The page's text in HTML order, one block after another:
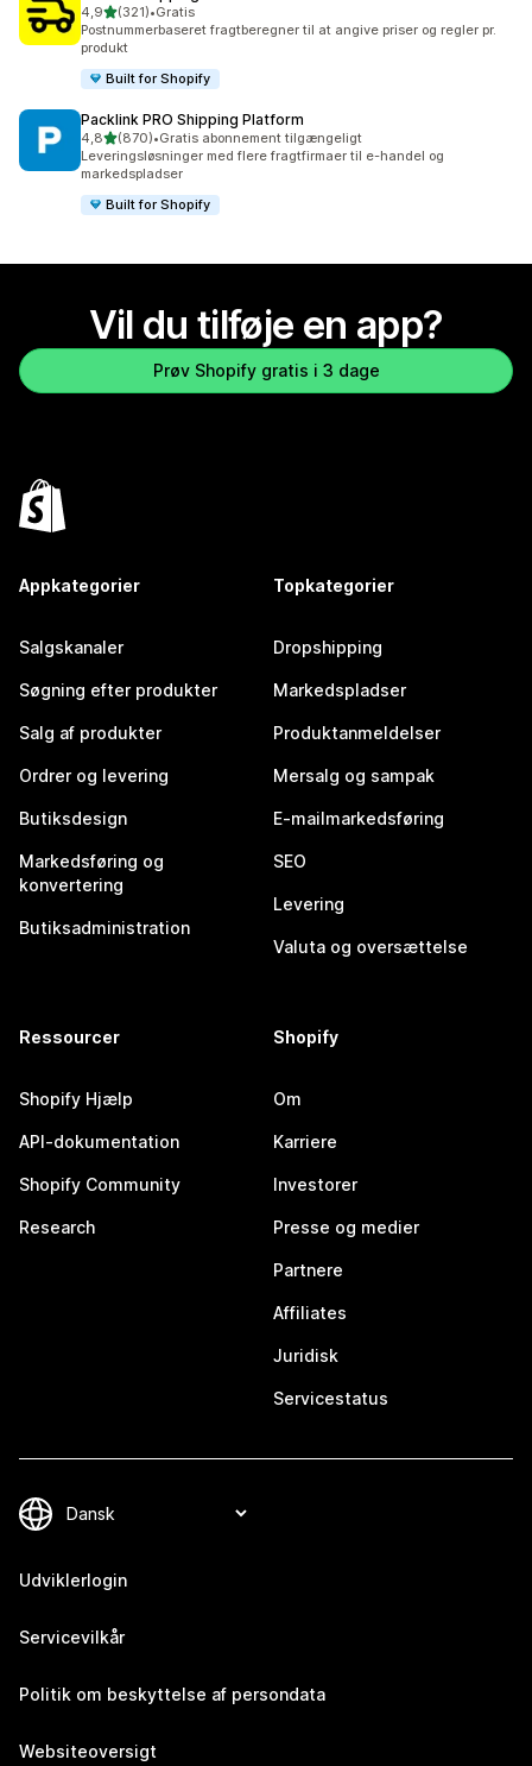
4,9ud af 5 stjerner
(321)
321 anmeldelser i alt
•Gratis
Postnummerbaseret fragtberegner til at angive priser og regler pr.
produkt
Built for Shopify
Packlink PRO Shipping Platform
4,8ud af 5 stjerner
(870)
870 anmeldelser i alt
•Gratis abonnement tilgængeligt
Leveringsløsninger med flere fragtfirmaer til e-handel og
markedspladser
Built for Shopify
Vil du tilføje en app?
Prøv Shopify gratis i 3 dage
Appkategorier
Salgskanaler
Søgning efter produkter
Salg af produkter
Ordrer og levering
Butiksdesign
Markedsføring og
konvertering
Butiksadministration
Topkategorier
Dropshipping
Markedspladser
Produktanmeldelser
Mersalg og sampak
E-mailmarkedsføring
SEO
Levering
Valuta og oversættelse
Ressourcer
Shopify Hjælp
API-dokumentation
Shopify Community
Research
Shopify
Om
Karriere
Investorer
Presse og medier
Partnere
Affiliates
Juridisk
Servicestatus
Udviklerlogin
Servicevilkår
Politik om beskyttelse af persondata
Websiteoversigt